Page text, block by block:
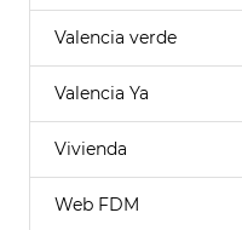
Valencia verde
Valencia Ya
Vivienda
Web FDM